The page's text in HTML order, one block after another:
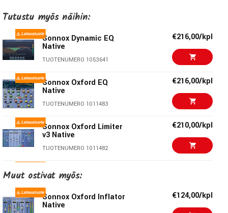
Tutustu myös näihin:
Sonnox Dynamic EQ
Native
TUOTENUMERO 1053641
€216,00/kpl
Sonnox Oxford EQ
Native
TUOTENUMERO 1011483
€216,00/kpl
Sonnox Oxford Limiter
v3 Native
TUOTENUMERO 1011482
€210,00/kpl
Sonnox Oxford
Dynamics Native
TUOTENUMERO 1011485
Muut ostivat myös:
Sonnox Oxford Inflator
Native
€124,00/kpl